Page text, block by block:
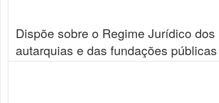
Dispõe sobre o Regime Jurídico
autarquias e das fundações